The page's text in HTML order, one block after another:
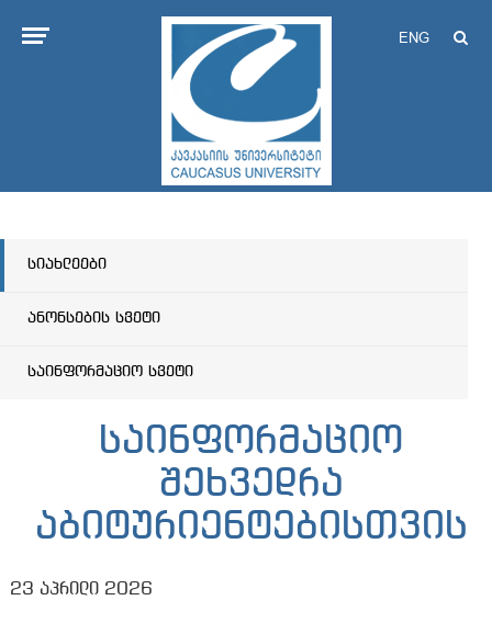
ENG
სიახლეები
ანონსების სვეტი
საინფორმაციო სვეტი
საინფორმაციო
შეხვედრა
აბიტურიენტებისთვის
23 აპრილი 2026